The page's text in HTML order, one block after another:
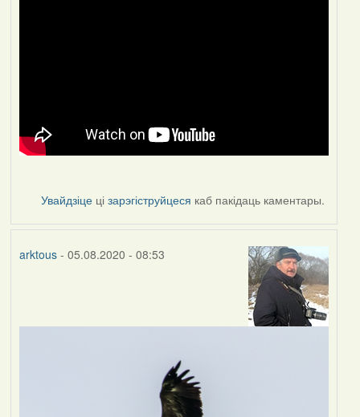
Увайдзіце цізарэгіструйцеся каб пакідаць каментары.
arktous- 05.08.2020 - 08:53